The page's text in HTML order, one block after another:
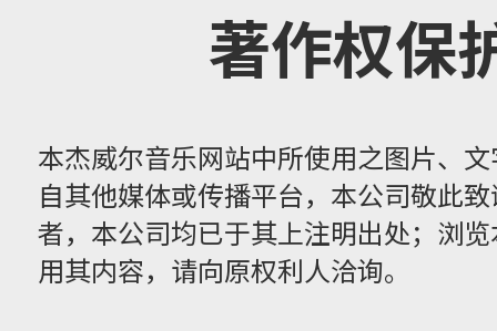
著作权保
本杰威尔音乐网站中所使用之图片、
自其他媒体或传播平台，本公司敬此
者，本公司均已于其上注明出处；浏
用其内容，请向原权利人洽询。